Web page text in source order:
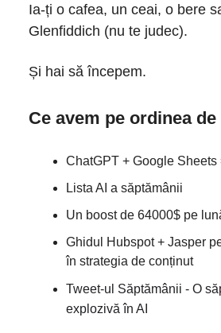
Ia-ți o cafea, un ceai, o bere
Glenfiddich (nu te judec).
Și hai să începem.
Ce avem pe ordinea de
ChatGPT + Google Sheets
Lista AI a săptămânii
Un boost de 64000$ pe
Ghidul Hubspot + Jasper
în strategia de conținut
Tweet-ul Săptămânii - O
explozivă în AI